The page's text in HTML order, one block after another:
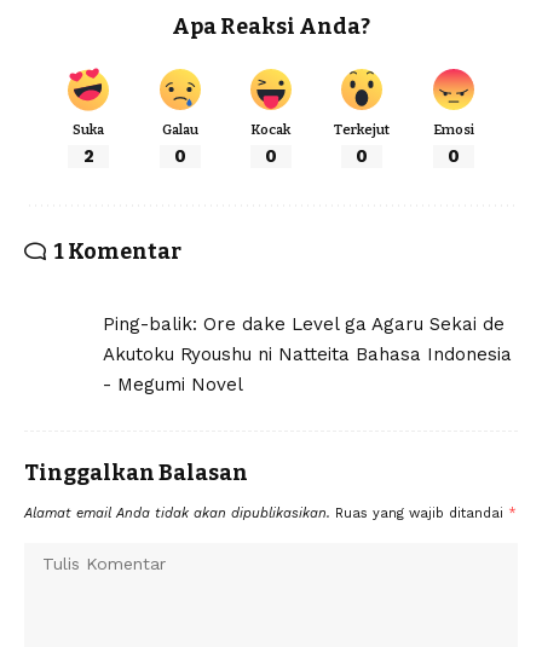
Apa Reaksi Anda?
Suka
2
Galau
0
Kocak
0
Terkejut
0
Emosi
0
1 Komentar
Ping-balik: Ore dake Level ga Agaru Sekai de
Akutoku Ryoushu ni Natteita Bahasa Indonesia
- Megumi Novel
Tinggalkan Balasan
Alamat email Anda tidak akan dipublikasikan. Ruas yang wajib ditandai *